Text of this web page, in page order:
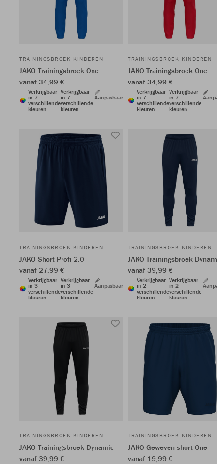
TRAININGSBROEK KINDEREN
JAKO Trainingsbroek One
vanaf 34,99 €
Verkrijgbaar
in 7
verschillende
kleuren
Verkrijgbaar
in 7
verschillende
kleuren
Aanpasbaar
TRAININGSBROEK KINDEREN
JAKO Trainingsbroek One
vanaf 34,99 €
Verkrijgbaar
in 7
verschillende
kleuren
Verkrijgbaar
in 7
verschillende
kleuren
TRAININGSBROEK KINDEREN
JAKO Short Profi 2.0
vanaf 27,99 €
Verkrijgbaar
in 3
verschillende
kleuren
Verkrijgbaar
in 3
verschillende
kleuren
Aanpasbaar
TRAININGSBROEK KINDEREN
JAKO Trainingsbroek
vanaf 39,99 €
Verkrijgbaar
in 2
verschillende
kleuren
Verkrijgbaar
in 2
verschillende
kleuren
TRAININGSBROEK KINDEREN
JAKO Trainingsbroek Dynamic
vanaf 39,99 €
TRAININGSBROEK KINDEREN
JAKO Geweven short One
vanaf 19,99 €